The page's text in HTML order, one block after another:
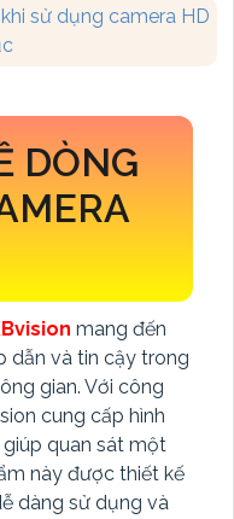
sử dụng camera HD
DÒNG
mang đến
dẫn và tin cậy trong
gian. Với công
cung cấp hình
quan sát một
này được thiết kế
dàng sử dụng và